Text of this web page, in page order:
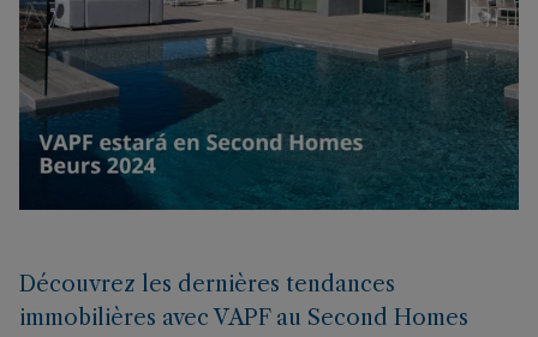
Découvrez les dernières tendances
immobilières avec VAPF au Second Homes